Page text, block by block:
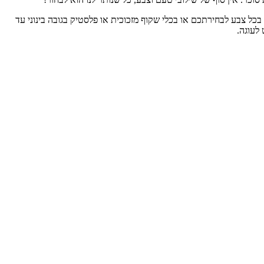
צבע לבחירתכם או בכלי שקוף מזכוכית או פלסטיק בגובה בינוני עד
לעוגה.